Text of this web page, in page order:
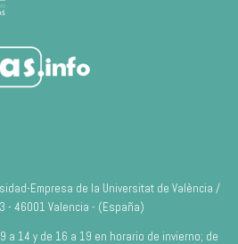
Empresa de la Universitat de València /
- 46001 Valencia - (España)
a 14 y de 16 a 19 en horario de invierno; de